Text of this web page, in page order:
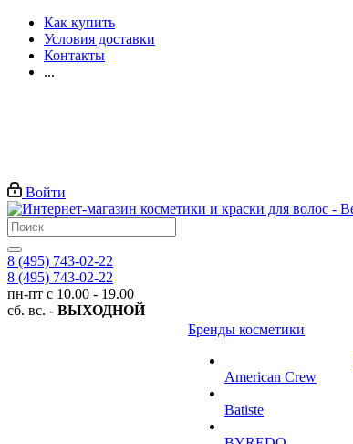
Как купить
Условия доставки
Контакты
...
Войти
8 (495) 743-02-22
8 (495) 743-02-22
пн-пт с 10.00 - 19.00
сб. вс. - ВЫХОДНОЙ
Бренды косметики
American Crew
Batiste